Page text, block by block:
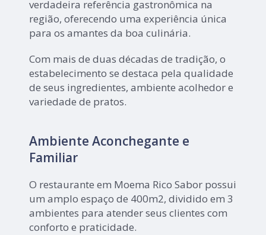
verdadeira referência gastronômica na
região, oferecendo uma experiência única
para os amantes da boa culinária.
Com mais de duas décadas de tradição, o
estabelecimento se destaca pela qualidade
de seus ingredientes, ambiente acolhedor e
variedade de pratos.
Ambiente Aconchegante e
Familiar
O restaurante em Moema Rico Sabor possui
um amplo espaço de 400m2, dividido em 3
ambientes para atender seus clientes com
conforto e praticidade.